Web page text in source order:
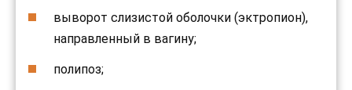
выворот слизистой оболочки (эктропион),
направленный в вагину;
полипоз;